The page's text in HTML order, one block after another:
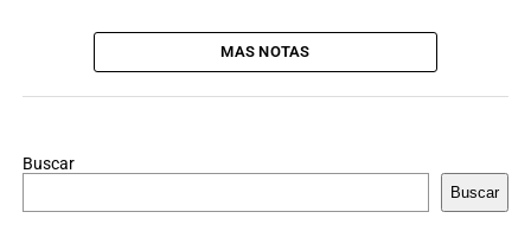
MAS NOTAS
Buscar
Buscar